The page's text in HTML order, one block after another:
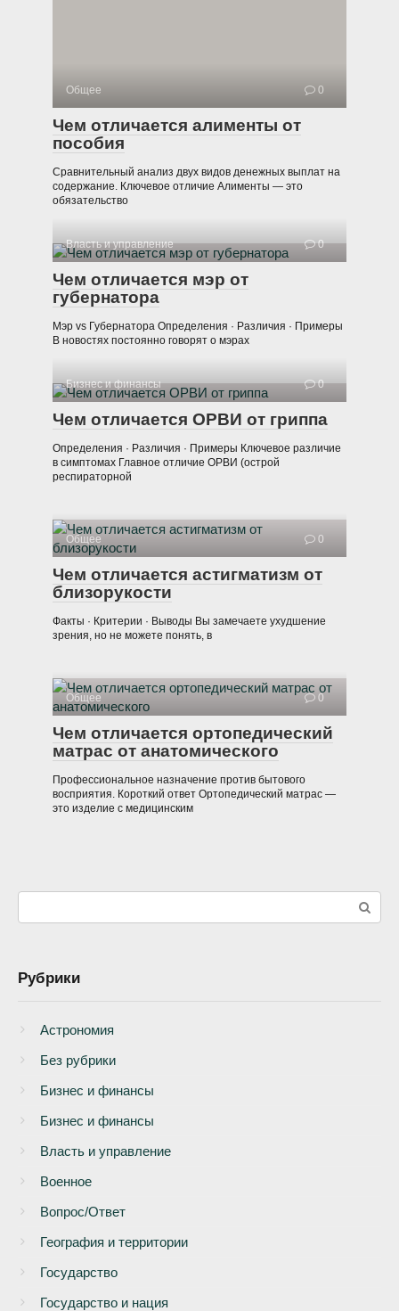
Общее 0
Чем отличается алименты от
пособия
Сравнительный анализ двух видов денежных выплат на
содержание. Ключевое отличие Алименты — это
обязательство
Власть и управление 0
Чем отличается мэр от
губернатора
Мэр vs Губернатора Определения · Различия · Примеры
В новостях постоянно говорят о мэрах
Бизнес и финансы 0
Чем отличается ОРВИ от гриппа
Определения · Различия · Примеры Ключевое различие
в симптомах Главное отличие ОРВИ (острой
респираторной
Общее 0
Чем отличается астигматизм от
близорукости
Факты · Критерии · Выводы Вы замечаете ухудшение
зрения, но не можете понять, в
Общее 0
Чем отличается ортопедический
матрас от анатомического
Профессиональное назначение против бытового
восприятия. Короткий ответ Ортопедический матрас —
это изделие с медицинским
Рубрики
Астрономия
Без рубрики
Бизнеc и финансы
Бизнес и финансы
Власть и управление
Военное
Вопрос/Ответ
География и территории
Государство
Государство и нация